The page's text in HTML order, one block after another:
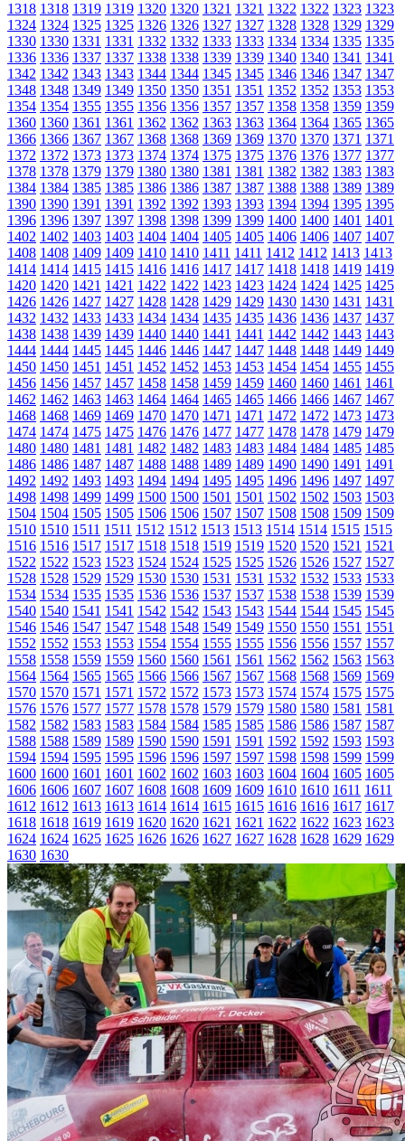
1318 1318 1319 1319 1320 1320 1321 1321 1322 1322 1323 1323
1324 1324 1325 1325 1326 1326 1327 1327 1328 1328 1329 1329
1330 1330 1331 1331 1332 1332 1333 1333 1334 1334 1335 1335
1336 1336 1337 1337 1338 1338 1339 1339 1340 1340 1341 1341
1342 1342 1343 1343 1344 1344 1345 1345 1346 1346 1347 1347
1348 1348 1349 1349 1350 1350 1351 1351 1352 1352 1353 1353
1354 1354 1355 1355 1356 1356 1357 1357 1358 1358 1359 1359
1360 1360 1361 1361 1362 1362 1363 1363 1364 1364 1365 1365
1366 1366 1367 1367 1368 1368 1369 1369 1370 1370 1371 1371
1372 1372 1373 1373 1374 1374 1375 1375 1376 1376 1377 1377
1378 1378 1379 1379 1380 1380 1381 1381 1382 1382 1383 1383
1384 1384 1385 1385 1386 1386 1387 1387 1388 1388 1389 1389
1390 1390 1391 1391 1392 1392 1393 1393 1394 1394 1395 1395
1396 1396 1397 1397 1398 1398 1399 1399 1400 1400 1401 1401
1402 1402 1403 1403 1404 1404 1405 1405 1406 1406 1407 1407
1408 1408 1409 1409 1410 1410 1411 1411 1412 1412 1413 1413
1414 1414 1415 1415 1416 1416 1417 1417 1418 1418 1419 1419
1420 1420 1421 1421 1422 1422 1423 1423 1424 1424 1425 1425
1426 1426 1427 1427 1428 1428 1429 1429 1430 1430 1431 1431
1432 1432 1433 1433 1434 1434 1435 1435 1436 1436 1437 1437
1438 1438 1439 1439 1440 1440 1441 1441 1442 1442 1443 1443
1444 1444 1445 1445 1446 1446 1447 1447 1448 1448 1449 1449
1450 1450 1451 1451 1452 1452 1453 1453 1454 1454 1455 1455
1456 1456 1457 1457 1458 1458 1459 1459 1460 1460 1461 1461
1462 1462 1463 1463 1464 1464 1465 1465 1466 1466 1467 1467
1468 1468 1469 1469 1470 1470 1471 1471 1472 1472 1473 1473
1474 1474 1475 1475 1476 1476 1477 1477 1478 1478 1479 1479
1480 1480 1481 1481 1482 1482 1483 1483 1484 1484 1485 1485
1486 1486 1487 1487 1488 1488 1489 1489 1490 1490 1491 1491
1492 1492 1493 1493 1494 1494 1495 1495 1496 1496 1497 1497
1498 1498 1499 1499 1500 1500 1501 1501 1502 1502 1503 1503
1504 1504 1505 1505 1506 1506 1507 1507 1508 1508 1509 1509
1510 1510 1511 1511 1512 1512 1513 1513 1514 1514 1515 1515
1516 1516 1517 1517 1518 1518 1519 1519 1520 1520 1521 1521
1522 1522 1523 1523 1524 1524 1525 1525 1526 1526 1527 1527
1528 1528 1529 1529 1530 1530 1531 1531 1532 1532 1533 1533
1534 1534 1535 1535 1536 1536 1537 1537 1538 1538 1539 1539
1540 1540 1541 1541 1542 1542 1543 1543 1544 1544 1545 1545
1546 1546 1547 1547 1548 1548 1549 1549 1550 1550 1551 1551
1552 1552 1553 1553 1554 1554 1555 1555 1556 1556 1557 1557
1558 1558 1559 1559 1560 1560 1561 1561 1562 1562 1563 1563
1564 1564 1565 1565 1566 1566 1567 1567 1568 1568 1569 1569
1570 1570 1571 1571 1572 1572 1573 1573 1574 1574 1575 1575
1576 1576 1577 1577 1578 1578 1579 1579 1580 1580 1581 1581
1582 1582 1583 1583 1584 1584 1585 1585 1586 1586 1587 1587
1588 1588 1589 1589 1590 1590 1591 1591 1592 1592 1593 1593
1594 1594 1595 1595 1596 1596 1597 1597 1598 1598 1599 1599
1600 1600 1601 1601 1602 1602 1603 1603 1604 1604 1605 1605
1606 1606 1607 1607 1608 1608 1609 1609 1610 1610 1611 1611
1612 1612 1613 1613 1614 1614 1615 1615 1616 1616 1617 1617
1618 1618 1619 1619 1620 1620 1621 1621 1622 1622 1623 1623
1624 1624 1625 1625 1626 1626 1627 1627 1628 1628 1629 1629
1630 1630